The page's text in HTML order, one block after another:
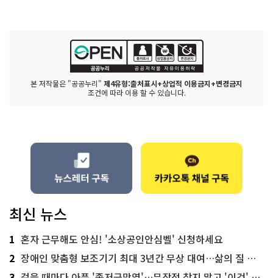
본 저작물은 "공공누리" 제4유형:출처표시+상업적 이용금지+변경금지
조건에 따라 이용 할 수 있습니다.
최신 뉴스
1 혼자 근무해도 안심! '소상공인안심벨' 신청하세요
2 장애인 맞춤형 보조기기 최대 3년간 무상 대여…삶의 질 높인다